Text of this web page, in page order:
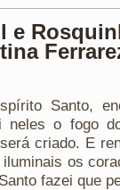
e
Santo,
neles o fogo
criado. E
os
fazei que